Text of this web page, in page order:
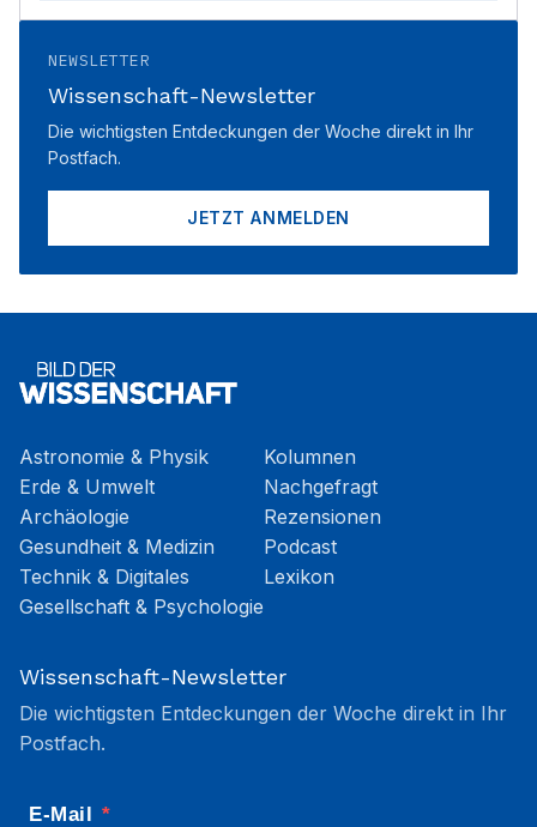
NEWSLETTER
Wissenschaft-Newsletter
Die wichtigsten Entdeckungen der Woche direkt in Ihr
Postfach.
JETZT ANMELDEN
Astronomie & Physik
Erde & Umwelt
Archäologie
Gesundheit & Medizin
Technik & Digitales
Gesellschaft & Psychologie
Kolumnen
Nachgefragt
Rezensionen
Podcast
Lexikon
Wissenschaft-Newsletter
Die wichtigsten Entdeckungen der Woche direkt in Ihr
Postfach.